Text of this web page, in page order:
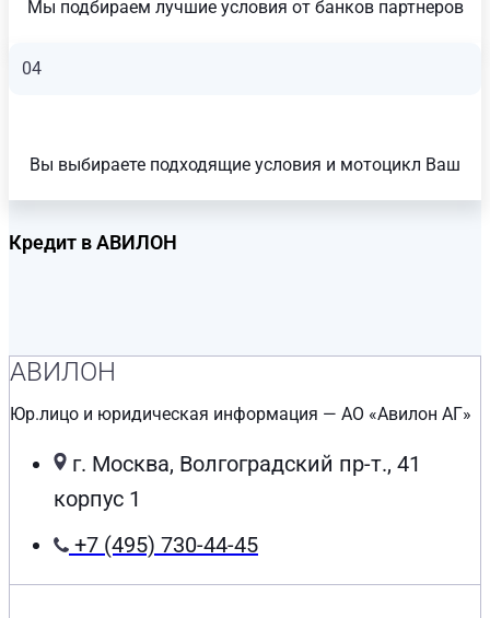
Мы подбираем лучшие условия от банков партнеров
04
Вы выбираете подходящие условия и мотоцикл Ваш
Кредит в АВИЛОН
АВИЛОН
Юр.лицо и юридическая информация — АО «Авилон АГ»
г. Москва, Волгоградский пр-т., 41
корпус 1
+7 (495) 730-44-45